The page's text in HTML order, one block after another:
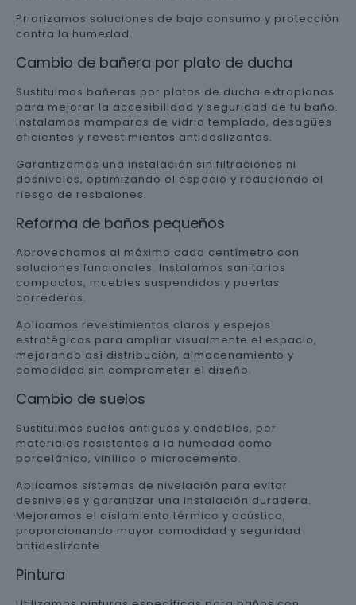
Priorizamos soluciones de bajo consumo y protección
contra la humedad.
Cambio de bañera por plato de ducha
Sustituimos bañeras por platos de ducha extraplanos
para mejorar la accesibilidad y seguridad de tu baño.
Instalamos mamparas de vidrio templado, desagües
eficientes y revestimientos antideslizantes.
Garantizamos una instalación sin filtraciones ni
desniveles, optimizando el espacio y reduciendo el
riesgo de resbalones.
Reforma de baños pequeños
Aprovechamos al máximo cada centímetro con
soluciones funcionales. Instalamos sanitarios
compactos, muebles suspendidos y puertas
correderas.
Aplicamos revestimientos claros y espejos
estratégicos para ampliar visualmente el espacio,
mejorando así distribución, almacenamiento y
comodidad sin comprometer el diseño.
Cambio de suelos
Sustituimos suelos antiguos y endebles, por
materiales resistentes a la humedad como
porcelánico, vinílico o microcemento.
Aplicamos sistemas de nivelación para evitar
desniveles y garantizar una instalación duradera.
Mejoramos el aislamiento térmico y acústico,
proporcionando mayor comodidad y seguridad
antideslizante.
Pintura